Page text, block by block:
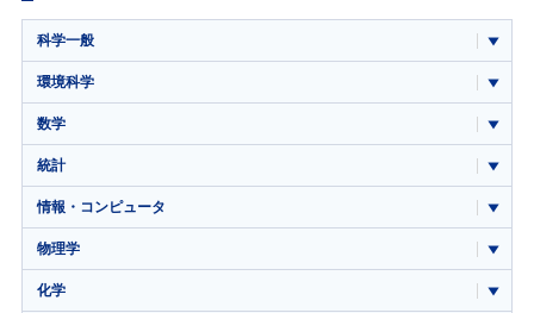
科学一般
環境科学
数学
統計
情報・コンピュータ
物理学
化学